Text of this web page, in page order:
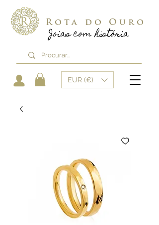
Joias com história
Rota do Ouro
EUR (€)